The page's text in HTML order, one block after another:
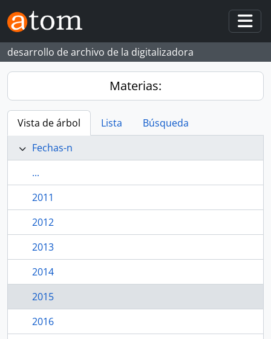
Skip to main content
desarrollo de archivo de la digitalizadora
Materias:
Vista de árbol Lista
Búsqueda
Fechas-n
...
2011
2012
2013
2014
2015
2016